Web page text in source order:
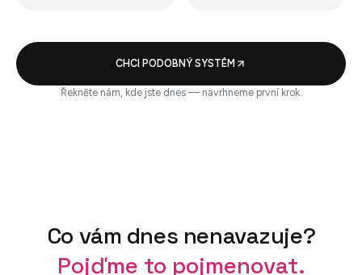
CHCI PODOBNÝ SYSTÉM
Řekněte nám, kde jste dnes — navrhneme první krok.
Co vám dnes nenavazuje?
Pojďme to pojmenovat.